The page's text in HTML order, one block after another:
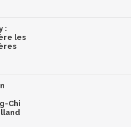
:
les
Chi